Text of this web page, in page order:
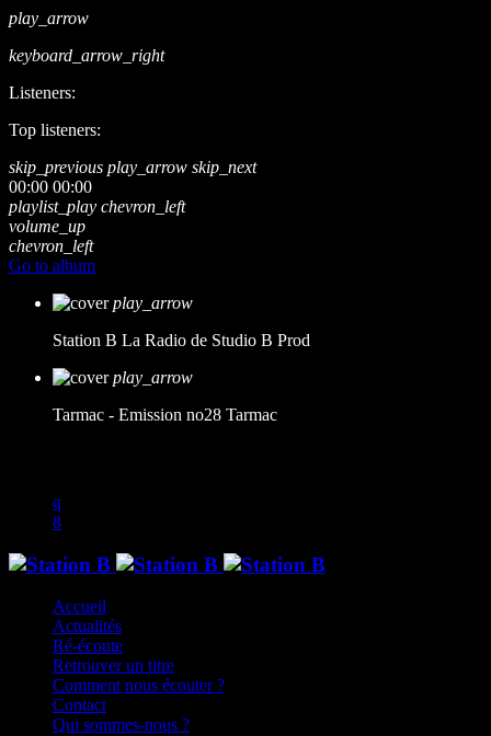
play_arrow
keyboard_arrow_right
Listeners:
Top listeners:
skip_previous play_arrow skip_next
00:00 00:00
playlist_play chevron_left
volume_up
chevron_left
Go to album
play_arrow
Station B La Radio de Studio B Prod
play_arrow
Tarmac - Emission no28 Tarmac
Accueil
Actualités
Ré-écoute
Retrouver un titre
Comment nous écouter ?
Contact
Qui sommes-nous ?